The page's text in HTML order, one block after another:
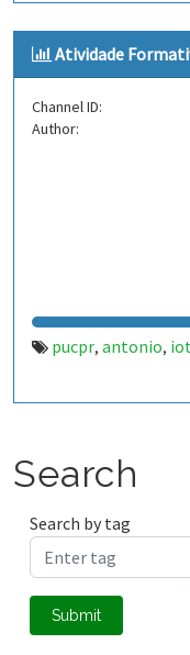
Atividade
Channel ID:
Author:
pucpr, antonio,
Search
Search by tag
Submit